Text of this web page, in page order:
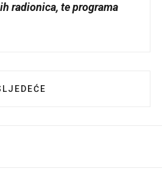
radionica, te programa
OBJAVIO JAVNI NATJEČAJ
ČLANAK: JAVNI POZIV